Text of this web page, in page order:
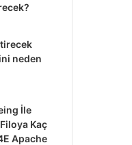
neden
İle
Kaç
Apache